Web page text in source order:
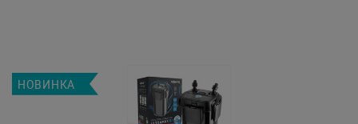
НОВИНКА